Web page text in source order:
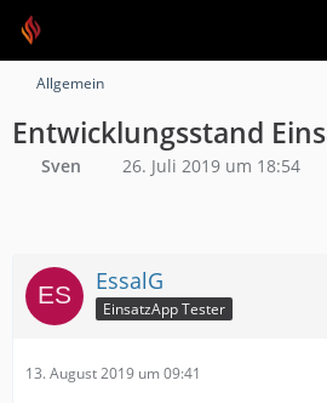
Allgemein
Entwicklungsstand
Sven 26. Juli 2019 um 18:54
EssalG
EinsatzApp Tester
13. August 2019 um 09:41